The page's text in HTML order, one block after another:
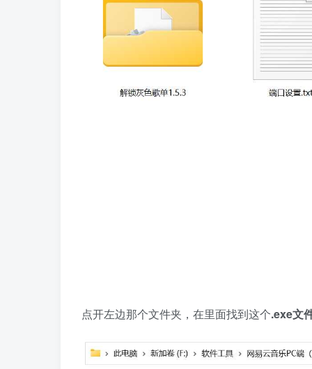
点开左边那个文件夹，在里面找到这个.exe文